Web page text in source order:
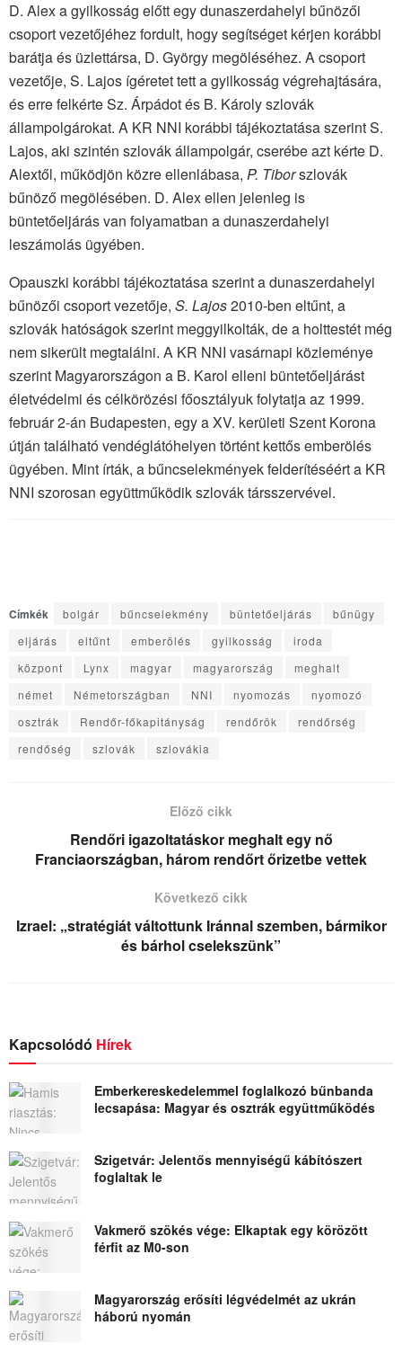
D. Alex a gyilkosság előtt egy dunaszerdahelyi bűnözői
csoport vezetőjéhez fordult, hogy segítséget kérjen korábbi
barátja és üzlettársa, D. György megöléséhez. A csoport
vezetője, S. Lajos ígéretet tett a gyilkosság végrehajtására,
és erre felkérte Sz. Árpádot és B. Károly szlovák
állampolgárokat. A KR NNI korábbi tájékoztatása szerint S.
Lajos, aki szintén szlovák állampolgár, cserébe azt kérte D.
Alextől, működjön közre ellenlábasa, P. Tiborszlovák
bűnöző megölésében. D. Alex ellen jelenleg is
büntetőeljárás van folyamatban a dunaszerdahelyi
leszámolás ügyében.
Opauszki korábbi tájékoztatása szerint a dunaszerdahelyi
bűnözői csoport vezetője, S. Lajos2010-ben eltűnt, a
szlovák hatóságok szerint meggyilkolták, de a holttestét még
nem sikerült megtalálni. A KR NNI vasárnapi közleménye
szerint Magyarországon a B. Karol elleni büntetőeljárást
életvédelmi és célkörözési főosztályuk folytatja az 1999.
február 2-án Budapesten, egy a XV. kerületi Szent Korona
útján található vendéglátóhelyen történt kettős emberölés
ügyében. Mint írták, a bűncselekmények felderítéséért a KR
NNI szorosan együttműködik szlovák társszervével.
Címkék bolgár bűncselekmény büntetőeljárás
bűnügy
eljárás
eltűnt emberölés gyilkosság
iroda
központ
Lynx magyar magyarország
meghalt
német
Németországban NNI nyomozás
nyomozó
osztrák
Rendőr-főkapitányság rendőrök
rendőrség
rendőség
szlovák szlovákia
Előző cikk
Rendőri igazoltatáskor meghalt egy nő
Franciaországban, három rendőrt őrizetbe vettek
Következő cikk
Izrael: „stratégiát váltottunk Iránnal szemben, bármikor
és bárhol cselekszünk”
Kapcsolódó Hírek
Emberkereskedelemmel foglalkozó bűnbanda
lecsapása: Magyar és osztrák együttműködés
Szigetvár: Jelentős mennyiségű kábítószert
foglaltak le
Vakmerő szökés vége: Elkaptak egy körözött
férfit az M0-son
Magyarország erősíti légvédelmét az ukrán
háború nyomán